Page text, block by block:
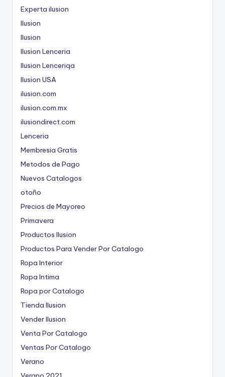
Experta ilusion
Ilusion
Ilusion
Ilusion Lenceria
Ilusion Lenceriqa
Ilusion USA
ilusion.com
ilusion.com.mx
ilusiondirect.com
Lenceria
Membresia Gratis
Metodos de Pago
Nuevos Catalogos
otoño
Precios de Mayoreo
Primavera
Productos Ilusion
Productos Para Vender Por Catalogo
Ropa Interior
Ropa Intima
Ropa por Catalogo
Tienda Ilusion
Vender Ilusion
Venta Por Catalogo
Ventas Por Catalogo
Verano